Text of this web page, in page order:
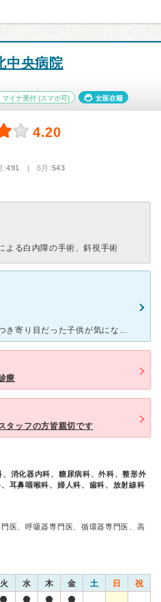
中央病院
マイナ受付 (スマホ可) 女医在籍
4.20
:491 | 6月:543
よる白内障の手術、斜視手術
住まいより遠いんですが生まれつき寄り目だった子供が気になり、近くの眼科医に通っても『二歳になったら寄り目が普通の目に戻ります。』と、言われ待っても戻らず同じ眼科医に行くとこちらの東北中央病院へ紹介状を
療
タッフの方皆親切です
消化器内科、糖尿病科、外科、整形外
耳鼻咽喉科、婦人科、歯科、放射線科
医、呼吸器専門医、循環器専門医、高
火 水 木 金 土 日 祝